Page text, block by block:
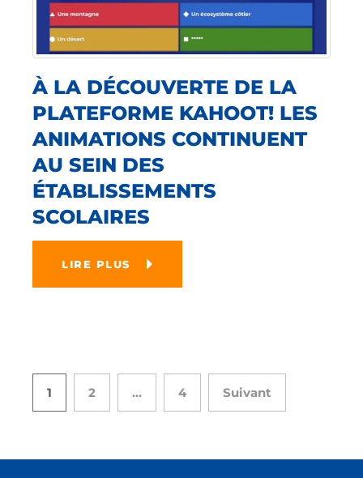
À LA DÉCOUVERTE DE LA
PLATEFORME KAHOOT! LES
ANIMATIONS CONTINUENT
AU SEIN DES
ÉTABLISSEMENTS
SCOLAIRES
LIRE PLUS
1 2 … 4 Suivant